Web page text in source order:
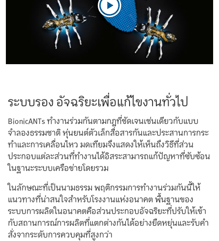
ระบบรอง อัจฉริยะเพื่อแก้ไขงานทั่วไป
BionicANTs ทำงานร่วมกันตามกฎที่ชัดเจนเช่นเดียวกับแบบ
จำลองธรรมชาติ หุ่นยนต์ตัวเล็กสื่อสารกันและประสานการกระ
ทำและการเคลื่อนไหว มดเทียมจึงแสดงให้เห็นถึงวิธีที่ส่วน
ประกอบแต่ละส่วนที่ทำงานได้อิสระสามารถแก้ปัญหาที่ซับซ้อน
ในฐานะระบบเครือข่ายโดยรวม
ในลักษณะที่เป็นนามธรรม พฤติกรรมการทำงานร่วมกันนี้ให้
แนวทางที่น่าสนใจสำหรับโรงงานแห่งอนาคต พื้นฐานของ
ระบบการผลิตในอนาคตคือส่วนประกอบอัจฉริยะที่ปรับให้เข้า
กับสถานการณ์การผลิตที่แตกต่างกันได้อย่างยืดหยุ่นและรับคำ
สั่งจากระดับการควบคุมที่สูงกว่า